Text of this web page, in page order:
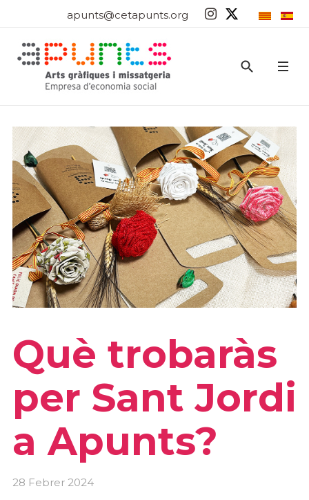
apunts@cetapunts.org
Què trobaràs
per Sant Jordi
a Apunts?
28 Febrer 2024